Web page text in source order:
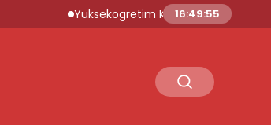
Yuksekogretim Kurumu Dijital Donusum
16:49:56